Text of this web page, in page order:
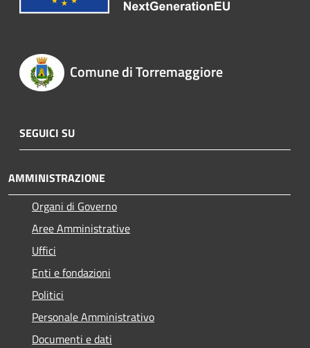
Comune di Torremaggiore
SEGUICI SU
AMMINISTRAZIONE
Organi di Governo
Aree Amministrative
Uffici
Enti e fondazioni
Politici
Personale Amministrativo
Documenti e dati